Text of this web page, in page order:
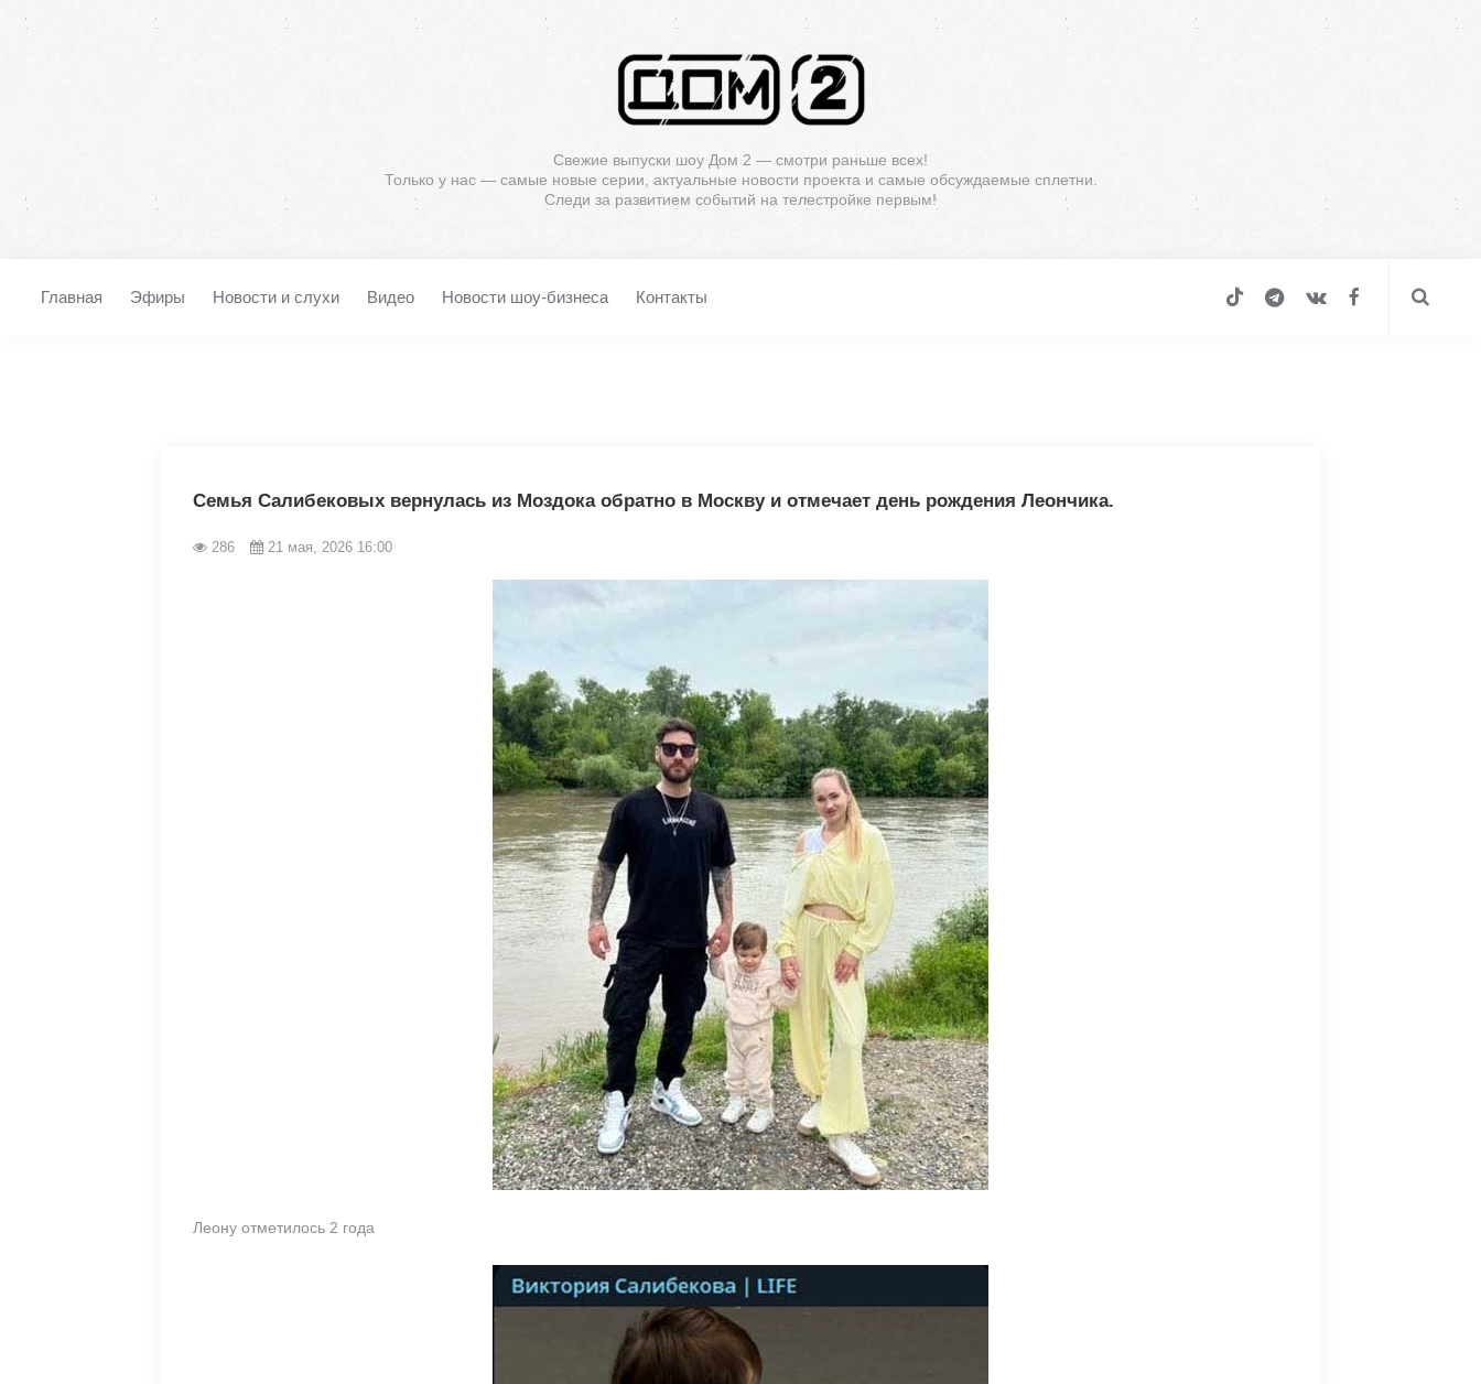
Свежие выпуски шоу Дом 2 — смотри раньше всех!
Только у нас — самые новые серии, актуальные новости проекта и самые обсуждаемые сплетни.
Следи за развитием событий на телестройке первым!
Главная Эфиры Новости и слухи Видео Новости шоу-бизнеса Контакты
Семья Салибековых вернулась из Моздока обратно в Москву и отмечает день рождения Леончика.
286 21 мая, 2026 16:00
Леону отметилось 2 года